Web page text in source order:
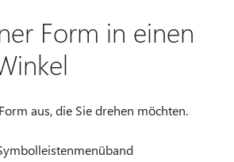
Form in einen
aus, die Sie drehen möchten.